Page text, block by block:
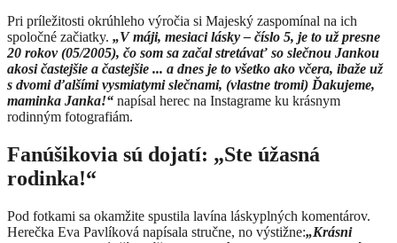
Pri príležitosti okrúhleho výročia si Majeský zaspomínal na ich
spoločné začiatky. „V máji, mesiaci lásky – číslo 5, je to už presne
20 rokov (05/2005), čo som sa začal stretávať so slečnou Jankou
akosi častejšie a častejšie ... a dnes je to všetko ako včera, ibaže už
s dvomi ďalšími vysmiatymi slečnami, (vlastne tromi) Ďakujeme,
maminka Janka!“ napísal herec na Instagrame ku krásnym
rodinným fotografiám.
Fanúšikovia sú dojatí: „Ste úžasná
rodinka!“
Pod fotkami sa okamžite spustila lavína láskyplných komentárov.
Herečka Eva Pavlíková napísala stručne, no výstižne:„Krásni